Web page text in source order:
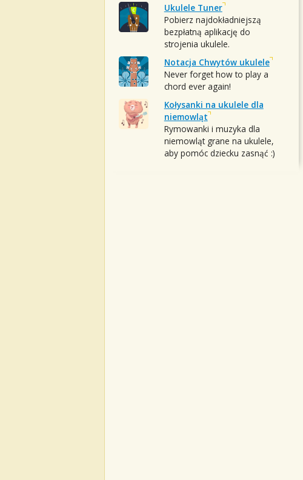
Ukulele Tuner
Pobierz najdokładniejszą
bezpłatną aplikację do
strojenia ukulele.
Notacja Chwytów ukulele
Never forget how to play a
chord ever again!
Kołysanki na ukulele dla
niemowląt
Rymowanki i muzyka dla
niemowląt grane na ukulele,
aby pomóc dziecku zasnąć :)